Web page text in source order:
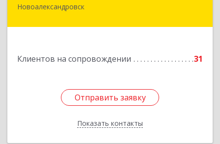
Новоалександровск
Клиентов на сопровождении 31
Отправить заявку
Показать контакты
Подробнее
Отправить заявку
Назад